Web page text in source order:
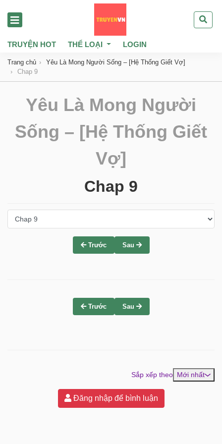
TRUYỆN HOT THỂ LOẠI LOGIN
Trang chủ
Yêu Là Mong Người Sống – [Hệ Thống Giết Vợ]
Chap 9
Yêu Là Mong Người
Sống – [Hệ Thống Giết
Vợ]
Chap 9
Trước Sau
Trước Sau
Sắp xếp theo Mới nhất
Đăng nhập để bình luận